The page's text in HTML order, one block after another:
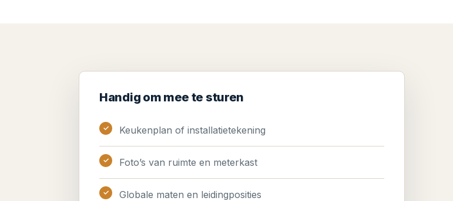
Handig om mee te sturen
Keukenplan of installatietekening
Foto’s van ruimte en meterkast
Globale maten en leidingposities